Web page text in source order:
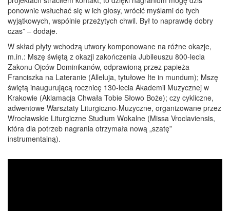
ponownie wsłuchać się w ich głosy, wrócić myślami do tych
wyjątkowych, wspólnie przeżytych chwil. Był to naprawdę dobry
czas” – dodaje.
W skład płyty wchodzą utwory komponowane na różne okazje,
m.in.: Mszę świętą z okazji zakończenia Jubileuszu 800-lecia
Zakonu Ojców Dominikanów, odprawioną przez papieża
Franciszka na Lateranie (Alleluja, tytułowe Ite in mundum); Mszę
świętą inaugurującą rocznicę 130-lecia Akademii Muzycznej w
Krakowie (Aklamacja Chwała Tobie Słowo Boże); czy cykliczne,
adwentowe Warsztaty Liturgiczno-Muzyczne, organizowane przez
Wrocławskie Liturgiczne Studium Wokalne (Missa Vroclaviensis,
która dla potrzeb nagrania otrzymała nową „szatę”
instrumentalną).